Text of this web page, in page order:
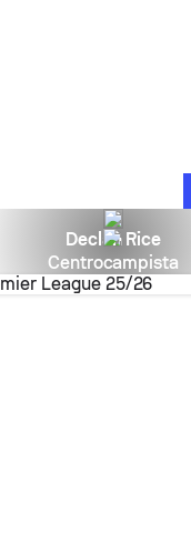
Declan Rice
Centrocampista
League 25/26